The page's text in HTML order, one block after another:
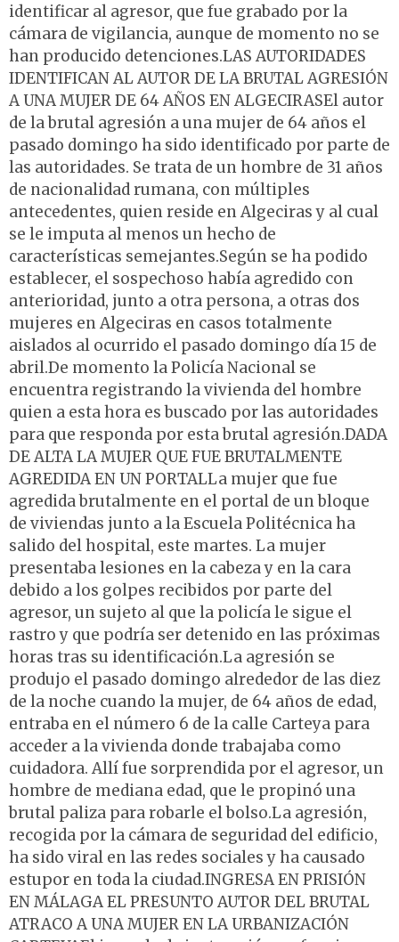
identificar al agresor, que fue grabado por la
cámara de vigilancia, aunque de momento no se
han producido detenciones.LAS AUTORIDADES
IDENTIFICAN AL AUTOR DE LA BRUTAL AGRESIÓN
A UNA MUJER DE 64 AÑOS EN ALGECIRASEl autor
de la brutal agresión a una mujer de 64 años el
pasado domingo ha sido identificado por parte de
las autoridades. Se trata de un hombre de 31 años
de nacionalidad rumana, con múltiples
antecedentes, quien reside en Algeciras y al cual
se le imputa al menos un hecho de
características semejantes.Según se ha podido
establecer, el sospechoso había agredido con
anterioridad, junto a otra persona, a otras dos
mujeres en Algeciras en casos totalmente
aislados al ocurrido el pasado domingo día 15 de
abril.De momento la Policía Nacional se
encuentra registrando la vivienda del hombre
quien a esta hora es buscado por las autoridades
para que responda por esta brutal agresión.DADA
DE ALTA LA MUJER QUE FUE BRUTALMENTE
AGREDIDA EN UN PORTALLa mujer que fue
agredida brutalmente en el portal de un bloque
de viviendas junto a la Escuela Politécnica ha
salido del hospital, este martes. La mujer
presentaba lesiones en la cabeza y en la cara
debido a los golpes recibidos por parte del
agresor, un sujeto al que la policía le sigue el
rastro y que podría ser detenido en las próximas
horas tras su identificación.La agresión se
produjo el pasado domingo alrededor de las diez
de la noche cuando la mujer, de 64 años de edad,
entraba en el número 6 de la calle Carteya para
acceder a la vivienda donde trabajaba como
cuidadora. Allí fue sorprendida por el agresor, un
hombre de mediana edad, que le propinó una
brutal paliza para robarle el bolso.La agresión,
recogida por la cámara de seguridad del edificio,
ha sido viral en las redes sociales y ha causado
estupor en toda la ciudad.INGRESA EN PRISIÓN
EN MÁLAGA EL PRESUNTO AUTOR DEL BRUTAL
ATRACO A UNA MUJER EN LA URBANIZACIÓN